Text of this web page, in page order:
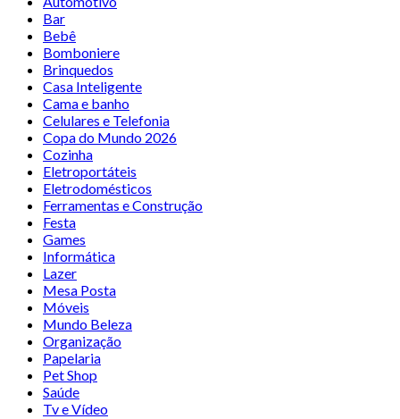
Bar
Bebê
Bomboniere
Brinquedos
Casa Inteligente
Cama e banho
Celulares e Telefonia
Copa do Mundo 2026
Cozinha
Eletroportáteis
Eletrodomésticos
Ferramentas e Construção
Festa
Games
Informática
Lazer
Mesa Posta
Móveis
Mundo Beleza
Organização
Papelaria
Pet Shop
Saúde
Tv e Vídeo